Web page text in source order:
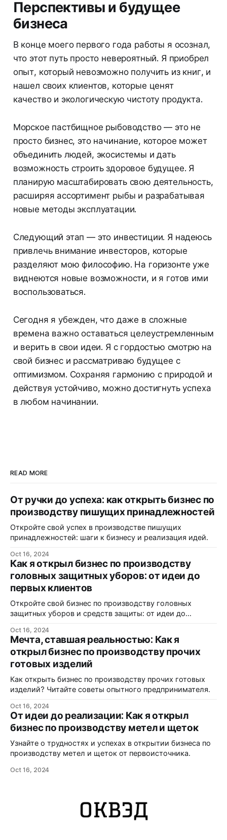
Перспективы и будущее
бизнеса
В конце моего первого года работы я осознал,
что этот путь просто невероятный. Я приобрел
опыт, который невозможно получить из книг, и
нашел своих клиентов, которые ценят
качество и экологическую чистоту продукта.
Морское пастбищное рыбоводство — это не
просто бизнес, это начинание, которое может
объединить людей, экосистемы и дать
возможность строить здоровое будущее. Я
планирую масштабировать свою деятельность,
расширяя ассортимент рыбы и разрабатывая
новые методы эксплуатации.
Следующий этап — это инвестиции. Я надеюсь
привлечь внимание инвесторов, которые
разделяют мою философию. На горизонте уже
виднеются новые возможности, и я готов ими
воспользоваться.
Сегодня я убежден, что даже в сложные
времена важно оставаться целеустремленным
и верить в свои идеи. Я с гордостью смотрю на
свой бизнес и рассматриваю будущее с
оптимизмом. Сохраняя гармонию с природой и
действуя устойчиво, можно достигнуть успеха
в любом начинании.
READ MORE
От ручки до успеха: как открыть бизнес по
производству пишущих принадлежностей
Откройте свой успех в производстве пишущих
принадлежностей: шаги к бизнесу и реализация идей.
Oct 16, 2024
Как я открыл бизнес по производству
головных защитных уборов: от идеи до
первых клиентов
Откройте свой бизнес по производству головных
защитных уборов и средств защиты: от идеи до
Oct 16, 2024
Мечта, ставшая реальностью: Как я
открыл бизнес по производству прочих
готовых изделий
Как открыть бизнес по производству прочих готовых
изделий? Читайте советы опытного предпринимателя.
Oct 16, 2024
От идеи до реализации: Как я открыл
бизнес по производству метел и щеток
Узнайте о трудностях и успехах в открытии бизнеса по
производству метел и щеток от первоисточника.
Oct 16, 2024